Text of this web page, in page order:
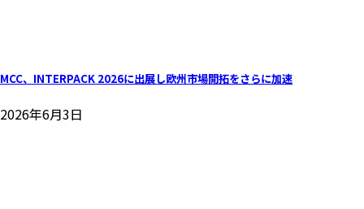
MCC、INTERPACK 2026に出展し欧州市場開拓をさらに加速
2026年6月3日